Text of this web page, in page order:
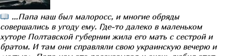
…Папа наш был малоросс, и многие обряды
совершались в угоду ему. Где-то далеко в маленьком
хуторе Полтавской губернии жила его мать с сестрой и
братом. И там они справляли свою украинскую вечерю и